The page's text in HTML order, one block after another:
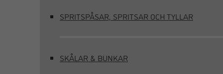
SPRITSPÅSAR, SPRITSAR OCH TYLLAR
SKÅLAR & BUNKAR